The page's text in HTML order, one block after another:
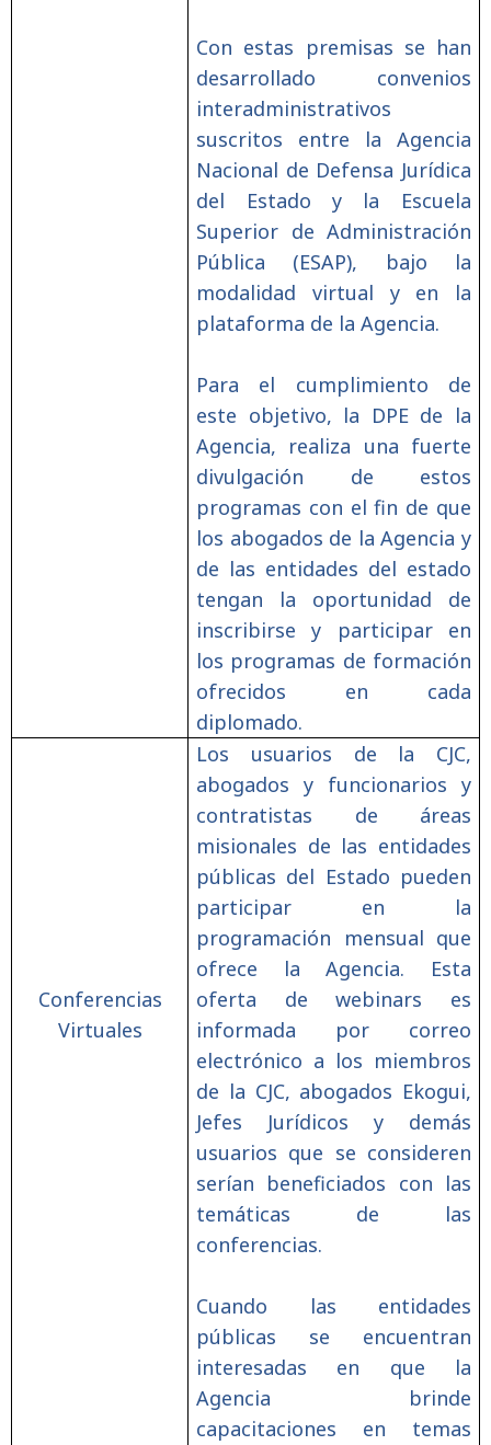
Con estas premisas se han
desarrollado convenios
interadministrativos
suscritos entre la Agencia
Nacional de Defensa Jurídica
del Estado y la Escuela
Superior de Administración
Pública (ESAP), bajo la
modalidad virtual y en la
plataforma de la Agencia.
Para el cumplimiento de
este objetivo, la DPE de la
Agencia, realiza una fuerte
divulgación de estos
programas con el fin de que
los abogados de la Agencia y
de las entidades del estado
tengan la oportunidad de
inscribirse y participar en
los programas de formación
ofrecidos en cada
diplomado.
Conferencias
Virtuales
Los usuarios de la CJC,
abogados y funcionarios y
contratistas de áreas
misionales de las entidades
públicas del Estado pueden
participar en la
programación mensual que
ofrece la Agencia. Esta
oferta de webinars es
informada por correo
electrónico a los miembros
de la CJC, abogados Ekogui,
Jefes Jurídicos y demás
usuarios que se consideren
serían beneficiados con las
temáticas de las
conferencias.
Cuando las entidades
públicas se encuentran
interesadas en que la
Agencia brinde
capacitaciones en temas